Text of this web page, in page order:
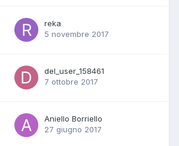
reka
5 novembre 2017
del_user_158461
7 ottobre 2017
Aniello Borriello
27 giugno 2017